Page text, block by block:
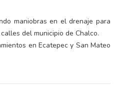
maniobras en el drenaje para
del municipio de Chalco.
en Ecatepec y San Mateo